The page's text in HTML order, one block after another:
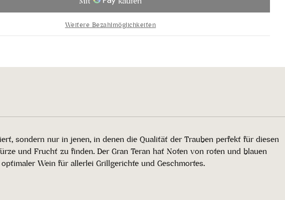
Weitere Bezahlmöglichkeiten
sondern nur in jenen, in denen die Qualität der Trauben perfekt für diesen
und Frucht zu finden. Der Gran Teran hat Noten von roten und blauen
Wein für allerlei Grillgerichte und Geschmortes.